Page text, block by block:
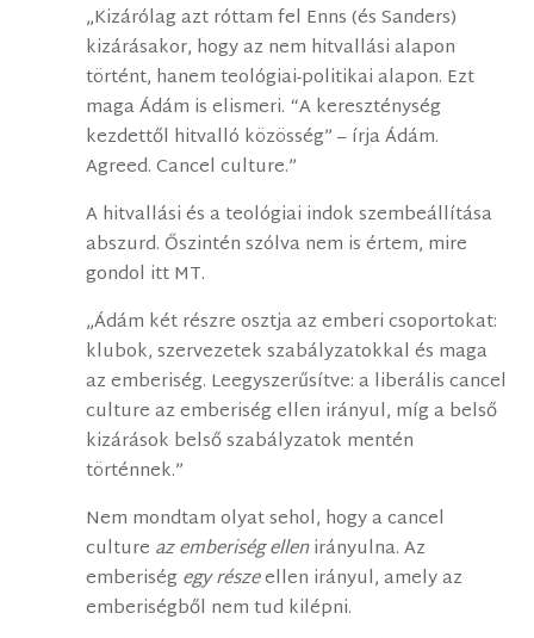
„Kizárólag azt róttam fel Enns (és Sanders)
kizárásakor, hogy az nem hitvallási alapon
történt, hanem teológiai-politikai alapon. Ezt
maga Ádám is elismeri. “A kereszténység
kezdettől hitvalló közösség” – írja Ádám.
Agreed. Cancel culture.”
A hitvallási és a teológiai indok szembeállítása
abszurd. Őszintén szólva nem is értem, mire
gondol itt MT.
„Ádám két részre osztja az emberi csoportokat:
klubok, szervezetek szabályzatokkal és maga
az emberiség. Leegyszerűsítve: a liberális cancel
culture az emberiség ellen irányul, míg a belső
kizárások belső szabályzatok mentén
történnek.”
Nem mondtam olyat sehol, hogy a cancel
culture az emberiség ellenirányulna. Az
emberiségegy részeellen irányul, amely az
emberiségből nem tud kilépni.